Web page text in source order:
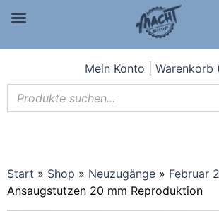
Mein Konto Warenkorb
Start » Shop » Neuzugänge » Februar
Ansaugstutzen 20 mm Reproduktion